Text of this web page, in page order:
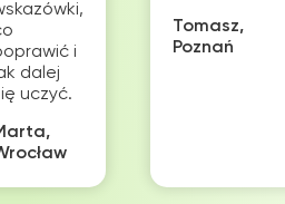
i
dalej
uczyć.
Tomasz,
Poznań